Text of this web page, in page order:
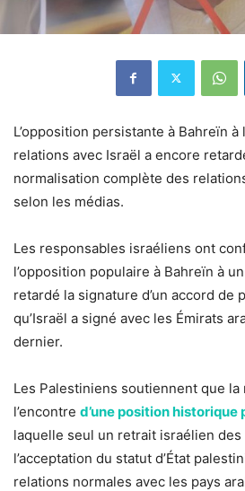
L’opposition persistante à Bahreïn
relations avec Israël a encore
normalisation complète des
selon les médias.
Les responsables israéliens ont
l’opposition populaire à Bahreïn à
retardé la signature d’un accord de
qu’Israël a signé avec les Émirats
dernier.
Les Palestiniens soutiennent que la
l’encontre d’une position historique
laquelle seul un retrait israélien
l’acceptation du statut d’État
relations normales avec les pays